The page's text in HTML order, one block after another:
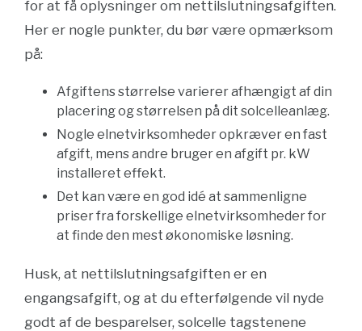
for at få oplysninger om nettilslutningsafgiften.
Her er nogle punkter, du bør være opmærksom
på:
Afgiftens størrelse varierer afhængigt af din
placering og størrelsen på dit solcelleanlæg.
Nogle elnetvirksomheder opkræver en fast
afgift, mens andre bruger en afgift pr. kW
installeret effekt.
Det kan være en god idé at sammenligne
priser fra forskellige elnetvirksomheder for
at finde den mest økonomiske løsning.
Husk, at nettilslutningsafgiften er en
engangsafgift, og at du efterfølgende vil nyde
godt af de besparelser, solcelle tagstenene